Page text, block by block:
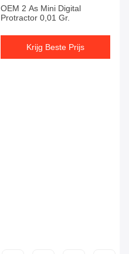
OEM 2 As Mini Digital
Protractor 0,01 Gr.
Krijg Beste Prijs